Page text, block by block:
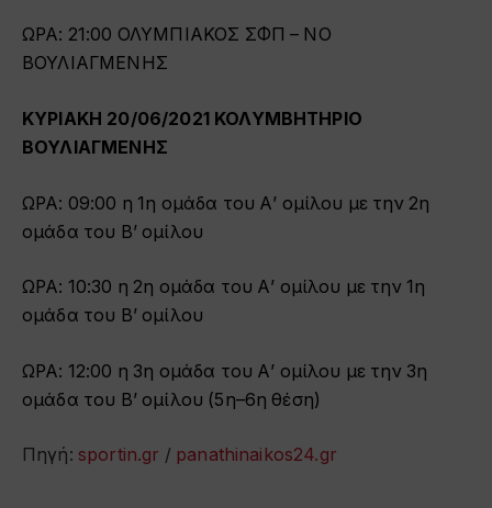
ΩΡΑ: 21:00 ΟΛΥΜΠΙΑΚΟΣ ΣΦΠ – ΝΟ
ΒΟΥΛΙΑΓΜΕΝΗΣ
ΚΥΡΙΑΚΗ 20/06/2021 ΚΟΛΥΜΒΗΤΗΡΙΟ
ΒΟΥΛΙΑΓΜΕΝΗΣ
ΩΡΑ: 09:00 η 1η ομάδα του Α’ ομίλου με την 2η
ομάδα του Β’ ομίλου
ΩΡΑ: 10:30 η 2η ομάδα του Α’ ομίλου με την 1η
ομάδα του Β’ ομίλου
ΩΡΑ: 12:00 η 3η ομάδα του Α’ ομίλου με την 3η
ομάδα του Β’ ομίλου (5η–6η θέση)
Πηγή: sportin.gr / panathinaikos24.gr